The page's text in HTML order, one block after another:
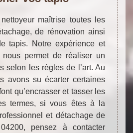
maîtrise toutes les
de rénovation ainsi
tapis. Notre expérience et
nous permet de réaliser un
selon les règles de l’art. Au
avons su écarter certaines
qu’encrasser et tasser les
termes, si vous êtes à la
et détachage de
pensez à contacter